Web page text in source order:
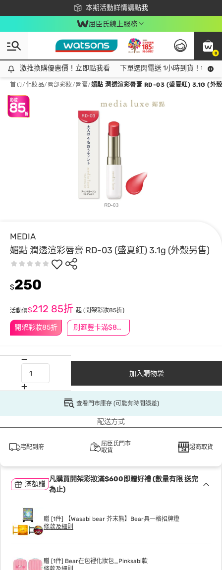
本期活動詳情請點我
下載app最高回饋$350
屈臣氏線上服務
0
激推換購優惠價！立即點我看
激推換購優惠價！立即點我看 下單選閃電送 1小時到貨！領神
首頁/化妝品/唇部彩妝/唇膏/媚點 潤透渲彩唇膏 RD-03 (盛夏紅) 3.1G (外
MEDIA
媚點 潤透渲彩唇膏 RD-03 (盛夏紅) 3.1g (外殼另售)
開架彩妝85折 刷滙豐卡滿$888送3萬點
$250
活動價$212 85折 起 (開架彩妝85折)
加入購物袋
查看門市庫存 (可能有時間誤差)
配送方式
宅配到府
屈臣氏門市
取貨
超商取貨
滿額贈
凡購買開架彩妝滿$600即贈好禮 (數量有限 送完
為止)
贈 [1件] 【Wasabi bear 芥末熊】Bear具一格招牌燈
條款及細則
贈 [1件] Bear在包裡化妝包_Pinksabi款